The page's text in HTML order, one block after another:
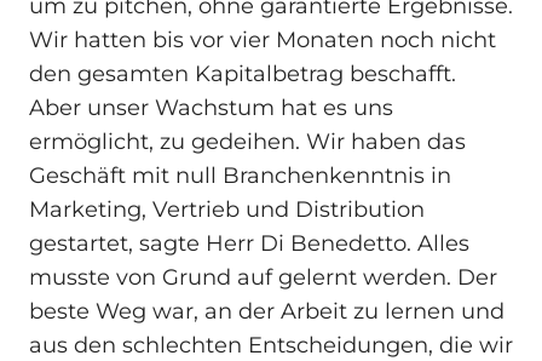
um zu pitchen, ohne garantierte Ergebnisse.
Wir hatten bis vor vier Monaten noch nicht
den gesamten Kapitalbetrag beschafft.
Aber unser Wachstum hat es uns
ermöglicht, zu gedeihen. Wir haben das
Geschäft mit null Branchenkenntnis in
Marketing, Vertrieb und Distribution
gestartet, sagte Herr Di Benedetto. Alles
musste von Grund auf gelernt werden. Der
beste Weg war, an der Arbeit zu lernen und
aus den schlechten Entscheidungen, die wir